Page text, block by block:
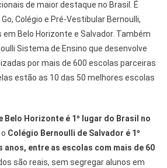
de maior destaque no Brasil. É
Colégio e Pré-Vestibular Bernoulli,
Belo Horizonte e Salvador. Também
Sistema de Ensino que desenvolve
por mais de 600 escolas parceiras
estão as 10 das 50 melhores escolas
Belo Horizonte é 1º lugar do Brasil no
o Colégio Bernoulli de Salvador é 1º
anos, entre as escolas com mais de 60
são reais, sem segregar alunos em